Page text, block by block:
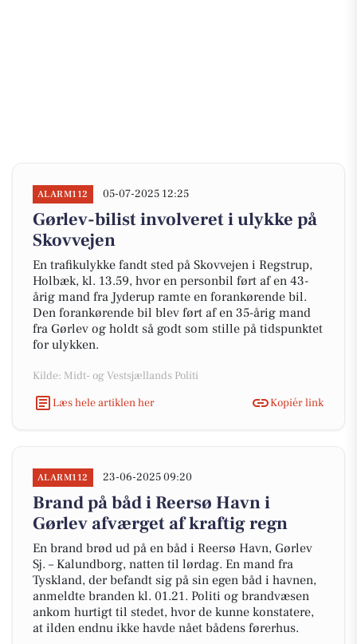
ALARM112 05-07-2025 12:25
Gørlev-bilist involveret i ulykke på
Skovvejen
En trafikulykke fandt sted på Skovvejen i Regstrup,
Holbæk, kl. 13.59, hvor en personbil ført af en 43-
årig mand fra Jyderup ramte en forankørende bil.
Den forankørende bil blev ført af en 35-årig mand
fra Gørlev og holdt så godt som stille på tidspunktet
for ulykken.
Kilde: Midt- og Vestsjællands Politi
Læs hele artiklen her
Kopiér link
ALARM112 23-06-2025 09:20
Brand på båd i Reersø Havn i
Gørlev afværget af kraftig regn
En brand brød ud på en båd i Reersø Havn, Gørlev
Sj. – Kalundborg, natten til lørdag. En mand fra
Tyskland, der befandt sig på sin egen båd i havnen,
anmeldte branden kl. 01.21. Politi og brandvæsen
ankom hurtigt til stedet, hvor de kunne konstatere,
at ilden endnu ikke havde nået bådens førerhus.